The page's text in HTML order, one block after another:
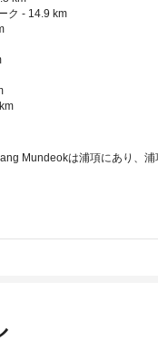
ク - 14.9 km
Mundeokは浦項にあり、